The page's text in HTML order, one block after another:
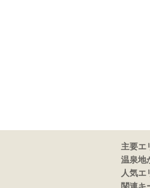
主要エ
温泉地
人気エ